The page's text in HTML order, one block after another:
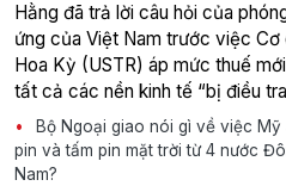
Hằng đã trả lời câu hỏi của
ứng của Việt Nam trước việc Cơ
Hoa Kỳ (USTR) áp mức thuế
tất cả các nền kinh tế “bị điều
Bộ Ngoại giao nói gì về việc
pin và tấm pin mặt trời từ 4 nước
Nam?